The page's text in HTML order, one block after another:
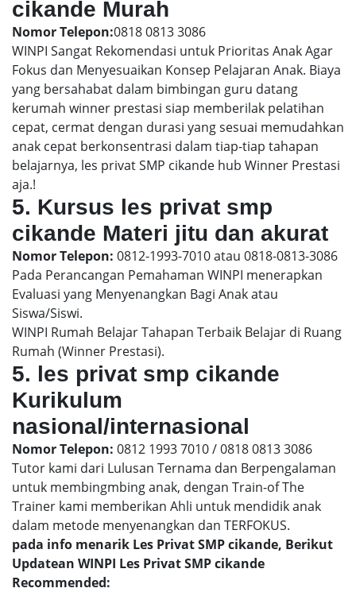
cikande Murah
Nomor Telepon:0818 0813 3086
WINPI Sangat Rekomendasi untuk Prioritas Anak Agar
Fokus dan Menyesuaikan Konsep Pelajaran Anak. Biaya
yang bersahabat dalam bimbingan guru datang
kerumah winner prestasi siap memberilak pelatihan
cepat, cermat dengan durasi yang sesuai memudahkan
anak cepat berkonsentrasi dalam tiap-tiap tahapan
belajarnya, les privat SMP cikande hub Winner Prestasi
aja.!
5. Kursus les privat smp
cikande Materi jitu dan akurat
Nomor Telepon: 0812-1993-7010 atau 0818-0813-3086
Pada Perancangan Pemahaman WINPI menerapkan
Evaluasi yang Menyenangkan Bagi Anak atau
Siswa/Siswi.
WINPI Rumah Belajar Tahapan Terbaik Belajar di Ruang
Rumah (Winner Prestasi).
5. les privat smp cikande
Kurikulum
nasional/internasional
Nomor Telepon: 0812 1993 7010 / 0818 0813 3086
Tutor kami dari Lulusan Ternama dan Berpengalaman
untuk membingmbing anak, dengan Train-of The
Trainer kami memberikan Ahli untuk mendidik anak
dalam metode menyenangkan dan TERFOKUS.
pada info menarik Les Privat SMP cikande, Berikut
Updatean WINPI Les Privat SMP cikande
Recommended: